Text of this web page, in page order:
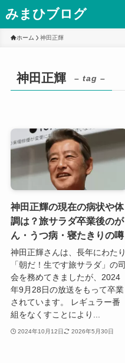
みまひブログ
ホーム 神田正輝
神田正輝 – tag –
神田正輝の現在の病状や体
調は？旅サラダ卒業後のが
ん・うつ病・寝たきりの噂
神田正輝さんは、長年にわたり
「朝だ！生です旅サラダ」の司
会を務めてきましたが、2024
年9月28日の放送をもって卒業
されています。 レギュラー番
組をなくすことにより...
2024年10月12日 2026年5月30日